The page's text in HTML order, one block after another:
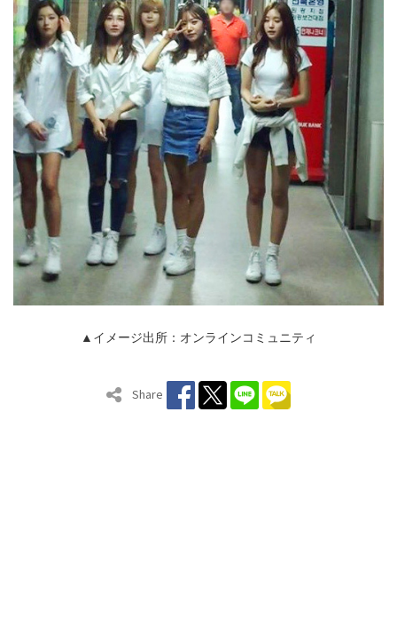
▲イメージ出所：オンラインコミュニティ
Share